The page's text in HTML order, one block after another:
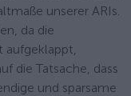
unserer ARIs.
da die
aufgeklappt,
die Tatsache, dass
und sparsame